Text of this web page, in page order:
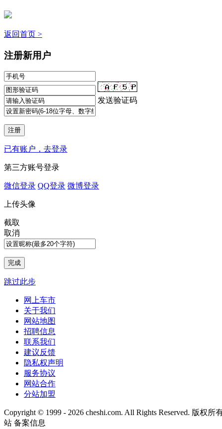
返回首页 >
注册新用户
发送验证码
已有账户，去登录
第三方账号登录
微信登录 QQ登录 微博登录
上传头像
截取
取消
跳过此步
网上车市
关于我们
网站地图
招聘信息
联系我们
建议反馈
隐私权声明
服务协议
网站合作
分站加盟
Copyright © 1999 - 2026 cheshi.com. All Rights Reserved. 版权
站 备案信息